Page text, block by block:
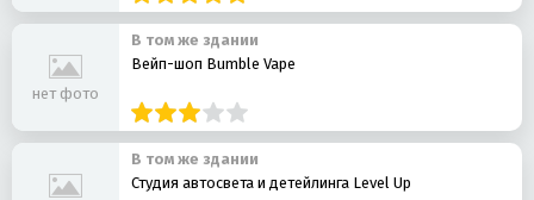
нет фото
В том же здании
Вейп-шоп Bumble Vape
В том же здании
Студия автосвета и детейлинга Level Up